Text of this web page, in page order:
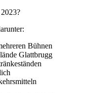
Bühnen
Glattbrugg